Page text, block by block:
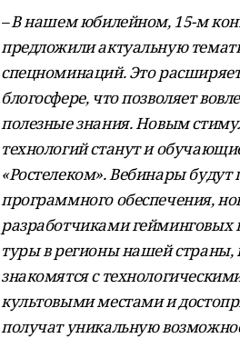
– В нашем юбилейном, 15-м
предложили актуальную
спецноминаций. Это
блогосфере, что позволяет
полезные знания. Новым
технологий станут и
«Ростелеком». Вебинары
программного обеспечения,
разработчиками гейминговых
туры в регионы нашей страны,
знакомятся с
культовыми местами и
получат уникальную